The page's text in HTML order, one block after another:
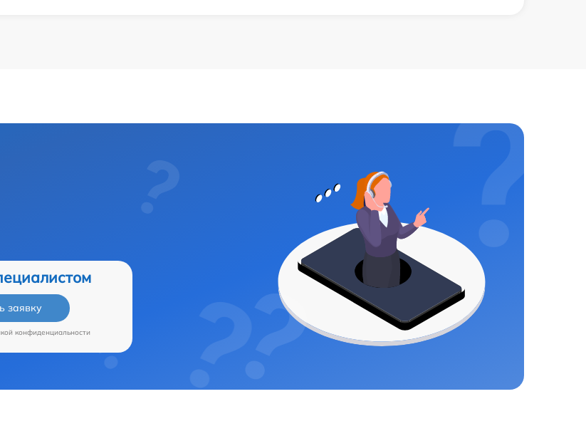
заявку
конфиденциальности